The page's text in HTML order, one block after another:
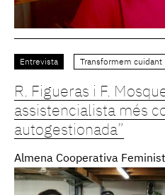
Entrevista Transformem cuidant
R. Figueras i F.
assistencialista més
autogestionada”
Almena Cooperativa